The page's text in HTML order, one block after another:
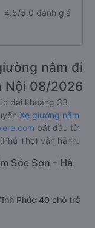
4.5/5.0 đánh giá
nằm đi
Nội 08/2026
dài khoảng 33
Xe giường nằm
bắt đầu từ
Thọ) vận hành.
Sóc Sơn - Hà
Phúc 40 chỗ trở